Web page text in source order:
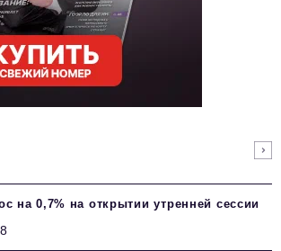
на 0,7% на открытии утренней сессии